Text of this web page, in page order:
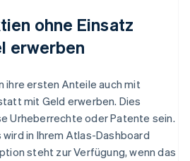
ohne Einsatz
erwerben
ihre ersten Anteile auch mit
mit Geld erwerben. Dies
Urheberrechte oder Patente sein.
in Ihrem Atlas-Dashboard
steht zur Verfügung, wenn das